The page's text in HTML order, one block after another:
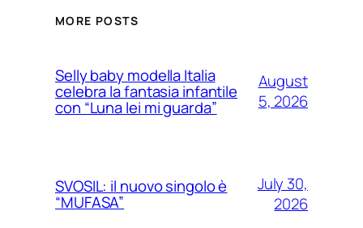
MORE POSTS
Selly baby modella Italia
celebra la fantasia infantile
con “Luna lei mi guarda”
August
5, 2026
SVOSIL: il nuovo singolo è
“MUFASA”
July 30,
2026